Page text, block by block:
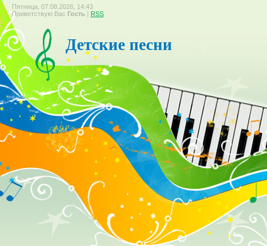
Пятница, 07.08.2026, 14:43
Приветствую Вас Гость | RSS
Детские песни